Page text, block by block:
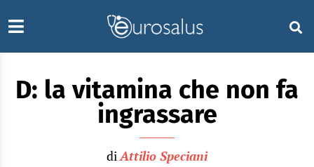
D: la vitamina che non fa
ingrassare
diAttilio Speciani